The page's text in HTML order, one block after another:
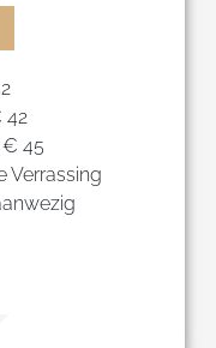
42
45
Verrassing